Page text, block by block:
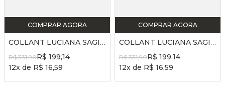
COMPRAR AGORA
COLLANT LUCIANA SAGIORO 25/26 - REF. LS54 - AZUL LAVADO
R$ 331,90R$ 199,14
12x de R$ 16,59
COMPRAR AGORA
COLLANT LUCIANA SAGIORO 25/26 - REF. LS54 - CACAU
R$ 331,90R$ 199,14
12x de R$ 16,59